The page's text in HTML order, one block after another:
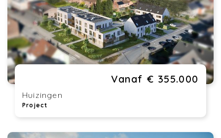
Vanaf € 355.000
Huizingen
Project